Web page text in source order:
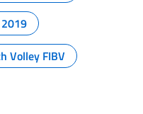
Volley FIBV